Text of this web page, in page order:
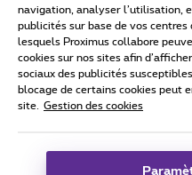
Tous droits réservés. © 2026
Conditions générales, info
Coordonnées de l’entreprise
navigation, analyser l’utilisation,
publicités sur base de vos centres
lesquels Proximus collabore
cookies sur nos sites afin
sociaux des publicités
blocage de certains cookies peut
site.
Gestion des cookies